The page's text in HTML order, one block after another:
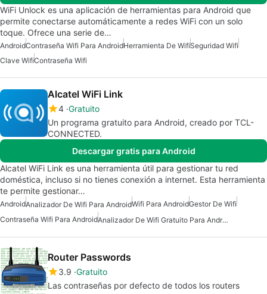
WiFi Unlock es una aplicación de herramientas para Android que
permite conectarse automáticamente a redes WiFi con un solo
toque. Ofrece una serie de…
AndroidContraseña Wifi Para AndroidHerramienta De WifiSeguridad Wifi
Clave WifiContraseña Wifi
Alcatel WiFi Link
4 Gratuito
Un programa gratuito para Android, creado por TCL-
CONNECTED.
Descargar gratis para Android
Alcatel WiFi Link es una herramienta útil para gestionar tu red
doméstica, incluso si no tienes conexión a internet. Esta herramienta
te permite gestionar…
AndroidAnalizador De Wifi Para AndroidWifi Para AndroidGestor De Wifi
Contraseña Wifi Para Android
Analizador De Wifi Gratuito Para Android
Router Passwords
3.9 Gratuito
Las contraseñas por defecto de todos los routers